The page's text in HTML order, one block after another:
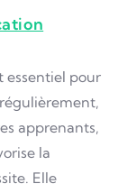
essentiel pour
apprenants,
la
Elle